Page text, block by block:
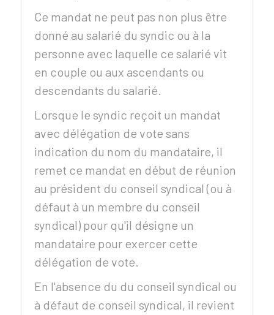
Ce mandat ne peut pas non plus être
donné au salarié du syndic ou à la
personne avec laquelle ce salarié vit
en couple ou aux ascendants ou
descendants du salarié.
Lorsque le syndic reçoit un mandat
avec délégation de vote sans
indication du nom du mandataire, il
remet ce mandat en début de réunion
au président du conseil syndical (ou à
défaut à un membre du conseil
syndical) pour qu'il désigne un
mandataire pour exercer cette
délégation de vote.
En l'absence du du conseil syndical ou
à défaut de conseil syndical, il revient